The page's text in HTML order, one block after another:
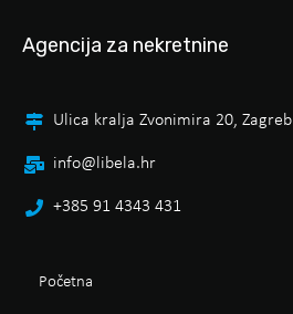
Agencija za nekretnine
Ulica kralja Zvonimira 20, Zagreb
info@libela.hr
+385 91 4343 431
Početna